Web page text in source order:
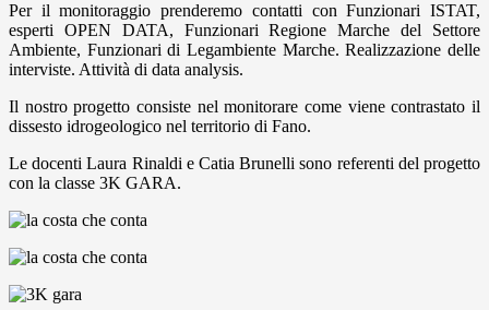
Per il monitoraggio prenderemo contatti con Funzionari ISTAT,
esperti OPEN DATA, Funzionari Regione Marche del Settore
Ambiente, Funzionari di Legambiente Marche. Realizzazione delle
interviste. Attività di data analysis.
Il nostro progetto consiste nel monitorare come viene contrastato il
dissesto idrogeologico nel territorio di Fano.
Le docenti Laura Rinaldi e Catia Brunelli sono referenti del progetto
con la classe 3K GARA.